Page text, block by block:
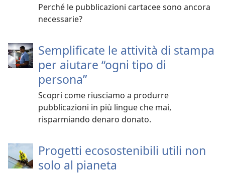
Perché le pubblicazioni cartacee sono ancora
necessarie?
Semplificate le attività di stampa
per aiutare “ogni tipo di
persona”
Scopri come riusciamo a produrre
pubblicazioni in più lingue che mai,
risparmiando denaro donato.
Progetti ecosostenibili utili non
solo al pianeta